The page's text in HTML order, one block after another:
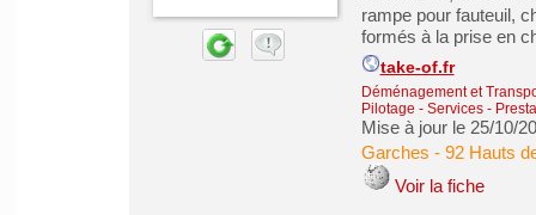
rampe pour fauteuil,
formés à la prise en
take-of.fr
Déménagement et
Pilotage - Services -
Mise à jour le 25/10/
Garches - 92 Hauts
Voir la fiche